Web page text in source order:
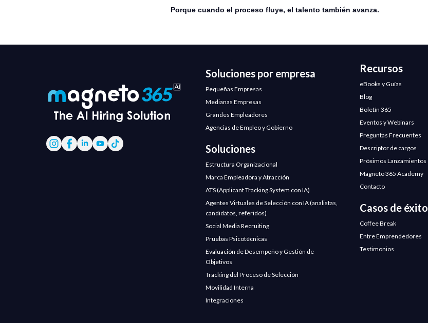
Porque cuando el proceso fluye, el talento también avanza.
Soluciones por empresa
Pequeñas Empresas
Medianas Empresas
Grandes Empleadores
Agencias de Empleo y Gobierno
Soluciones
Estructura Organizacional
Marca Empleadora y Atracción
ATS (Applicant Tracking System con IA)
Agentes Virtuales de Selección con IA (analistas,
candidatos, referidos)
Social Media Recruiting
Pruebas Psicotécnicas
Evaluación de Desempeño y Gestión de
Objetivos
Tracking del Proceso de Selección
Movilidad Interna
Integraciones
Recursos
eBooks y Guías
Blog
Boletín 365
Eventos y Webinars
Preguntas Frecuentes
Descriptor de cargos
Próximos Lanzamientos
Magneto 365 Academy
Contacto
Casos de éxito
Coffee Break
Entre Emprendedores
Testimonios